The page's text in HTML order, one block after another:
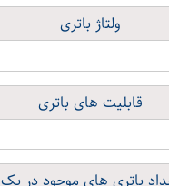
ولتاژ باتری
قابلیت های باتری
باتری های موجود در پک